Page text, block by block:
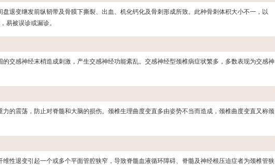
退变继发前纵韧带及骨膜下撕裂、出血、机化钙化及骨刺形成所致。此种骨刺体积大小不一，以
易被误诊或漏诊。
交感神经末梢造成刺激，产生交感神经功能紊乱。交感神经型颈椎病症状繁多，多数表现为交感神
的震荡，防止对脊髓和大脑的损伤。颈椎生理曲度变直多由姿势不当而造成，颈椎曲度变直又称颈
性退变引起一个或多个平面管腔狭窄，导致脊髓血液循环障碍、脊髓及神经根压迫症者为颈椎管狭